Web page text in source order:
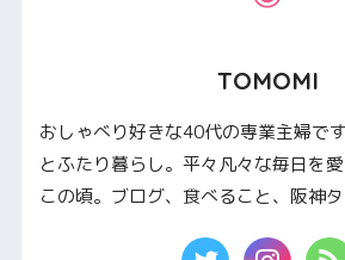
TOMOMI
おしゃべり好きな40代の専業主婦で
とふたり暮らし。平々凡々な毎日を
この頃。ブログ、食べること、阪神タ